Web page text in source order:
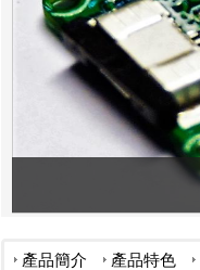
產品簡介 產品特色